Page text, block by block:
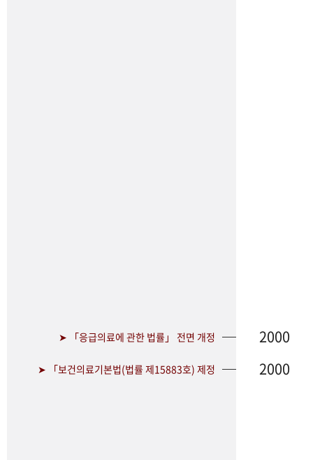
➤ 「응급의료에 관한 법률」 전면 개정 2000
➤ 「보건의료기본법(법률 제15883호) 제정 2000